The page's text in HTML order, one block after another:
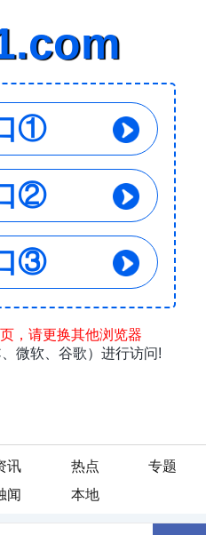
讯 热点
专题
闻 本地